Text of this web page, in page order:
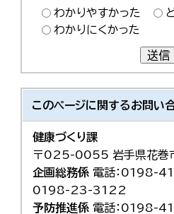
わかりやすかった
わかりにくかった
送信
このページに関するお問い
健康づくり課
〒025-0055 岩手県花巻
企画総務係電話：0198-
0198-23-3122
予防推進係 電話：0198-